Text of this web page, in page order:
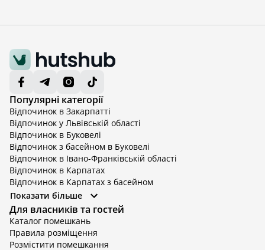
Популярні категорії
Відпочинок в Закарпатті
Відпочинок у Львівській області
Відпочинок в Буковелі
Відпочинок з басейном в Буковелі
Відпочинок в Івано-Франківській області
Відпочинок в Карпатах
Відпочинок в Карпатах з басейном
Відпочинок в Київській області
Відпочинок в Київській області з басейном
Відпочинок в Тернопільській області
Відпочинок у Вінницькій області
Відпочинок в Яремче
Показати більше
Для власників та гостей
Каталог помешкань
Правила розміщення
Розмістити помешкання